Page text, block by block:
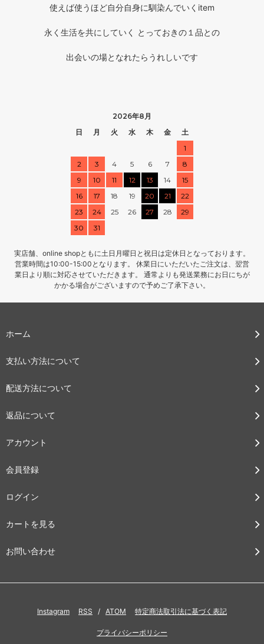
使えば使うほど自分自身に馴染んでいくitem
永く生活を共にしていく とっておきの１品との
出会いの場となれたらうれしいです
2026年8月
日
月 火 水 木 金
土
1
2
3 4 5 6 7
8
9
10 11 12 13 14
15
16
17 18 19 20 21
22
23
24 25 26 27 28
29
30
31
実店舗、online shopともに土日月曜日と祝日は定休日となっております。
営業時間は10:00-15:00となります。 休業日にいただいたご注文は、翌営
業日より順に対応させていただきます。 通常よりも発送業務にお日にちが
かかる場合がございますので予めご了承下さい。
ホーム
支払い方法について
配送方法について
返品について
アカウント
会員登録
ログイン
カートを見る
お問い合わせ
Instagram RSS / ATOM 特定商法取引法に基づく表記
プライバシーポリシー